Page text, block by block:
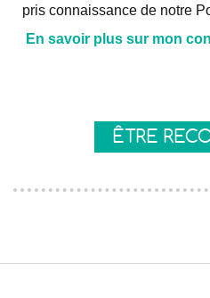
pris connaissance de notre
En savoir plus sur mon
ÊTRE